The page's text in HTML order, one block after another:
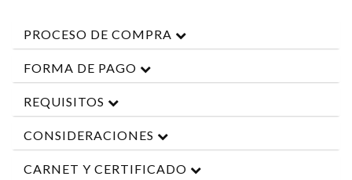
PROCESO DE COMPRA
FORMA DE PAGO
REQUISITOS
CONSIDERACIONES
CARNET Y CERTIFICADO